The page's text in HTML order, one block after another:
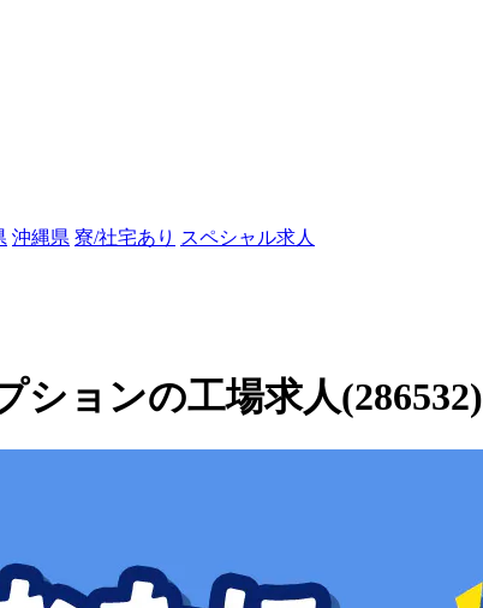
沖縄県 寮/社宅あり スペシャル求人
ションの工場求人(286532)